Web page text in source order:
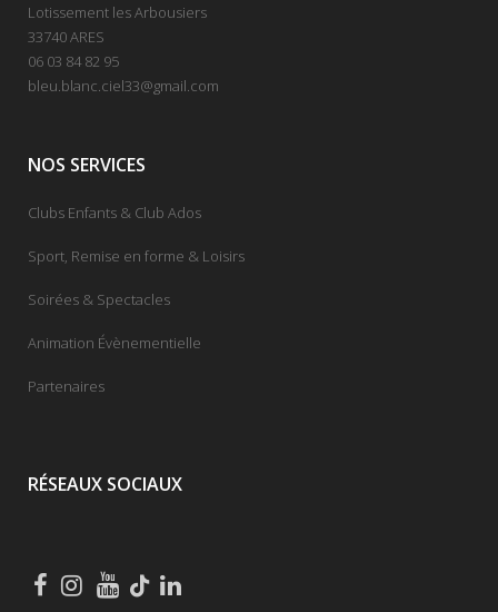
Lotissement les Arbousiers
33740 ARES
06 03 84 82 95
bleu.blanc.ciel33@gmail.com
NOS SERVICES
Clubs Enfants & Club Ados
Sport, Remise en forme & Loisirs
Soirées & Spectacles
Animation Évènementielle
Partenaires
RÉSEAUX SOCIAUX